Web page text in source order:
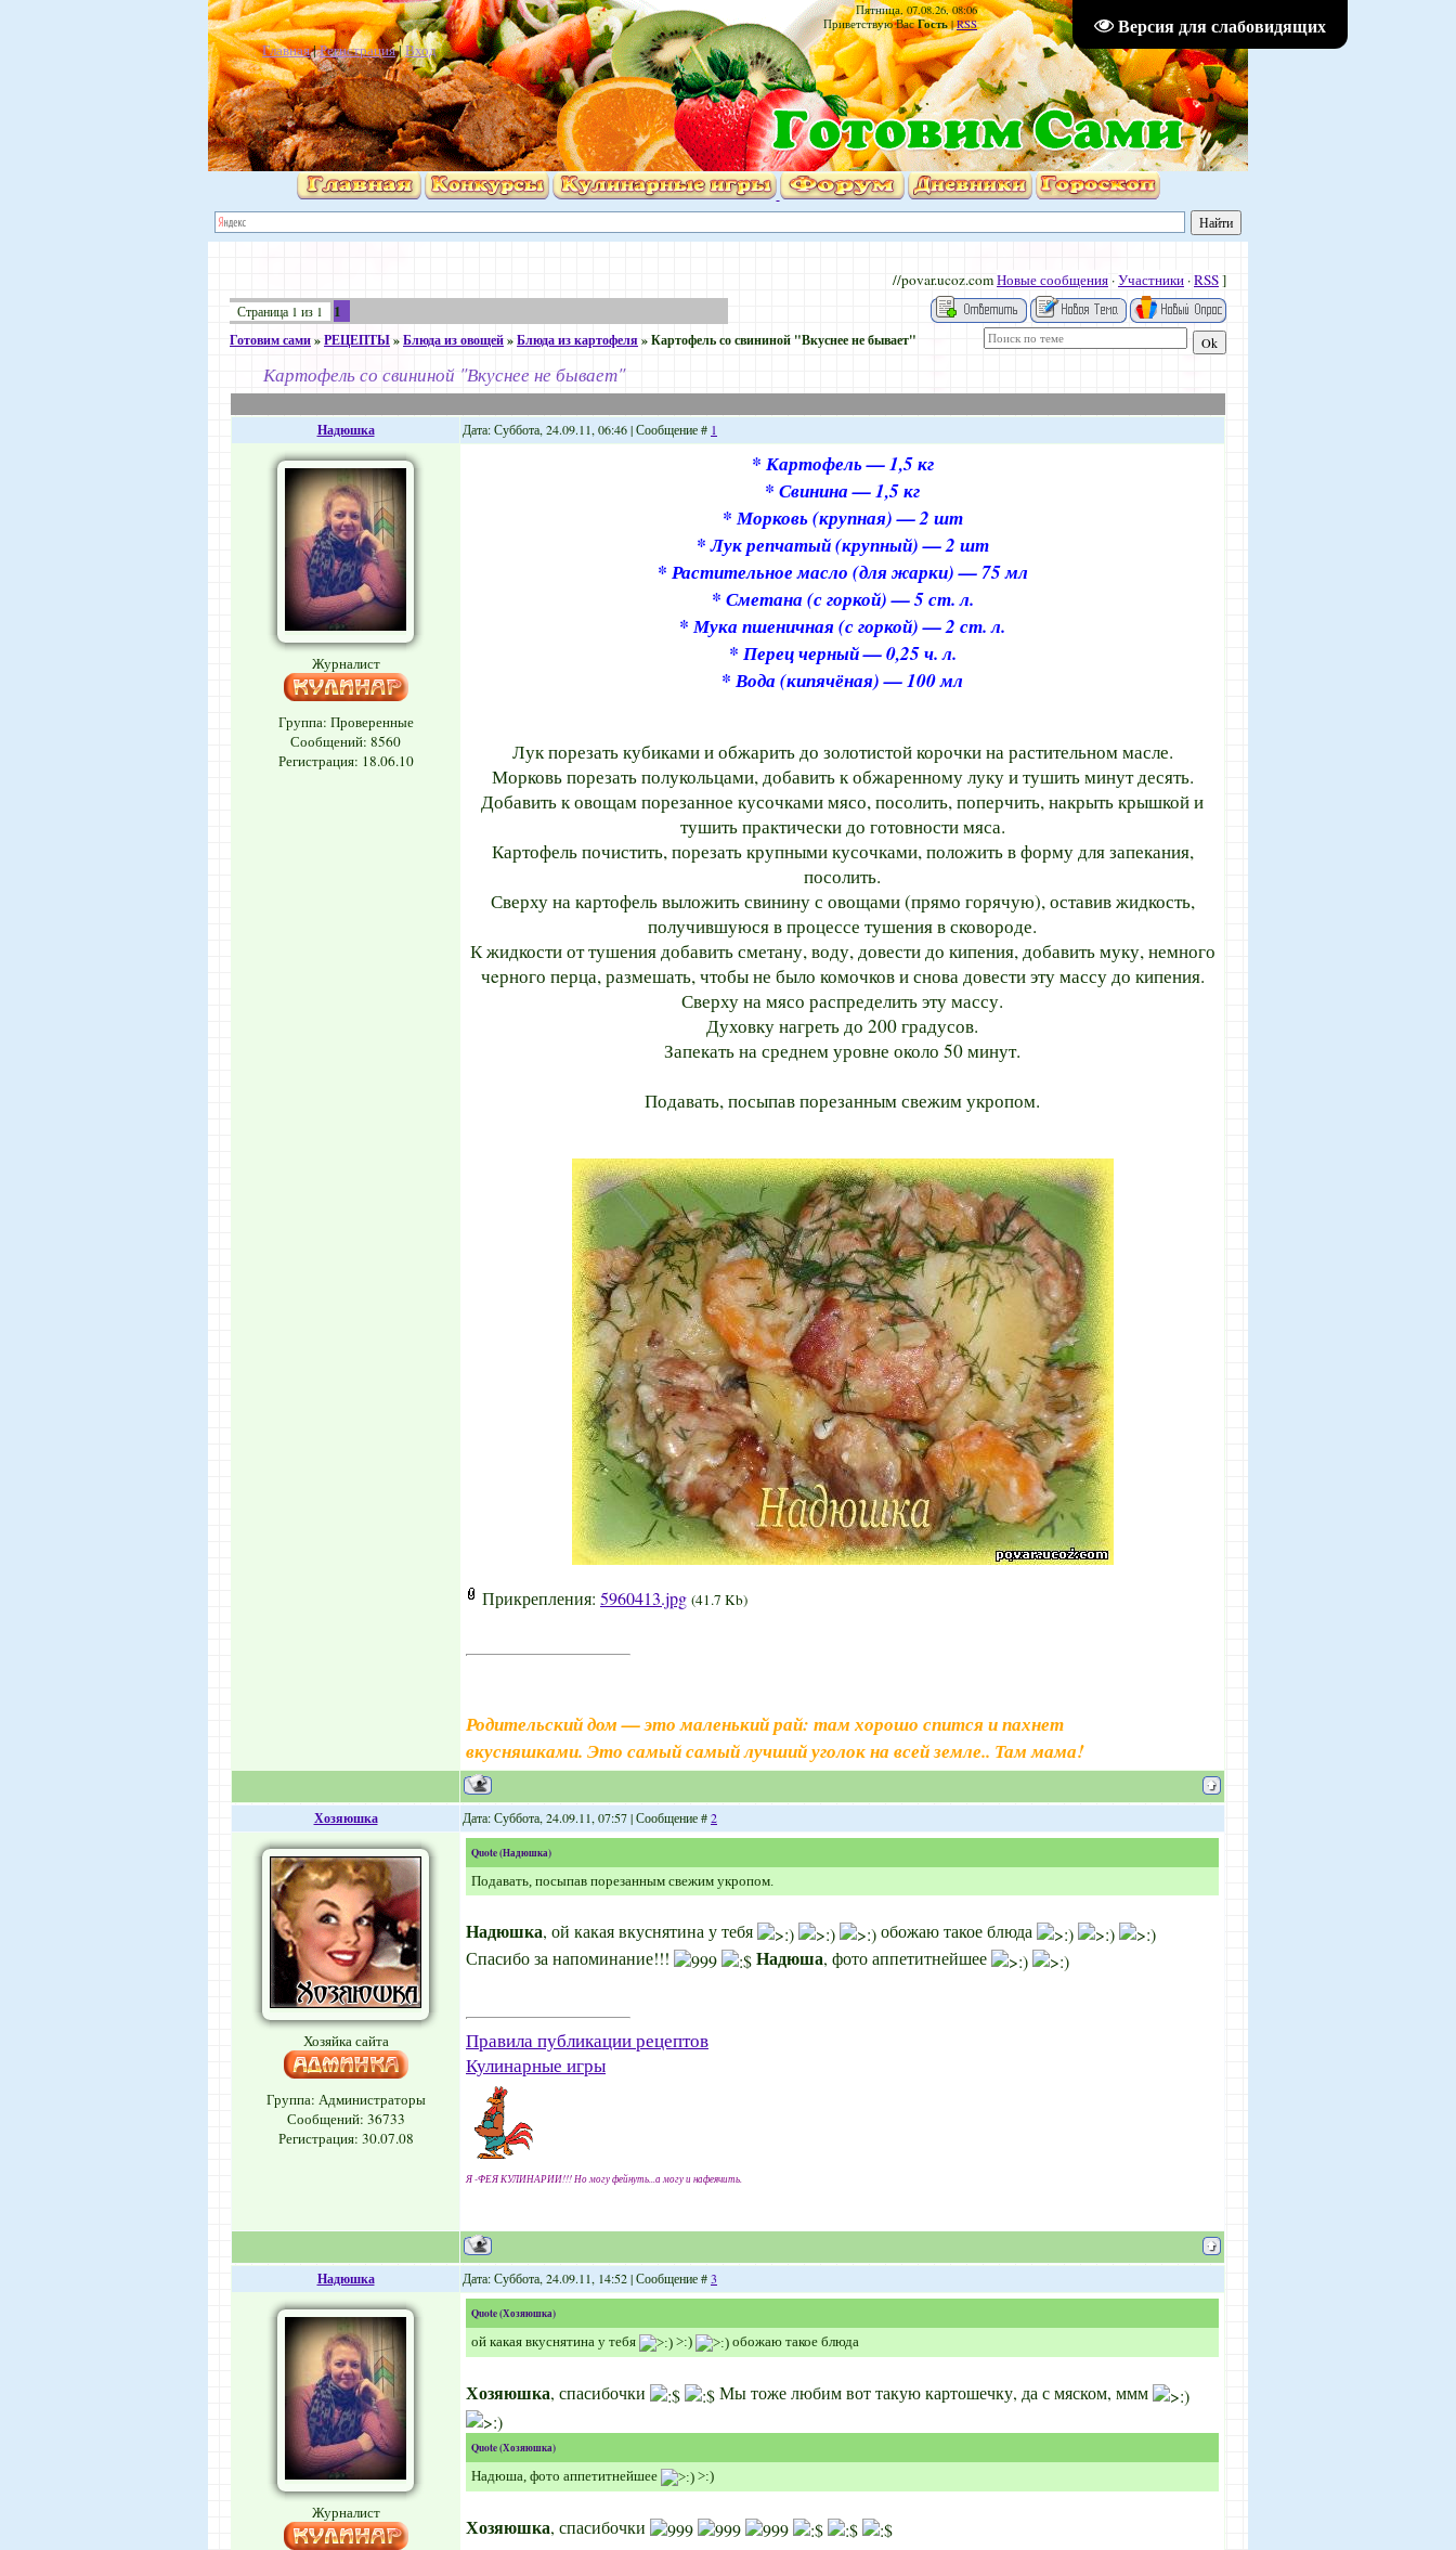
Версия для слабовидящих
Пятница, 07.08.26, 08:06
Приветствую Вас Гость|RSS
Главная|Регистрация|Вход
//povar.ucoz.comНовые сообщения ·Участники ·RSS]
Страница 1 из 1 1
Готовим сами»РЕЦЕПТЫ»Блюда из овощей»Блюда из картофеля»Картофель со свининой "Вкуснее не бывает"
Картофель со свининой "Вкуснее не бывает"
Надюшка Дата: Суббота, 24.09.11, 06:46 | Сообщение # 1
Журналист
Группа: Проверенные
Сообщений: 8560
Регистрация: 18.06.10
* Картофель — 1,5 кг
* Свинина — 1,5 кг
* Морковь (крупная) — 2 шт
* Лук репчатый (крупный) — 2 шт
* Растительное масло (для жарки) — 75 мл
* Сметана (с горкой) — 5 ст. л.
* Мука пшеничная (с горкой) — 2 ст. л.
* Перец черный — 0,25 ч. л.
* Вода (кипячёная) — 100 мл
Лук порезать кубиками и обжарить до золотистой корочки на растительном масле.
Морковь порезать полукольцами, добавить к обжаренному луку и тушить минут десять.
Добавить к овощам порезанное кусочками мясо, посолить, поперчить, накрыть крышкой и
тушить практически до готовности мяса.
Картофель почистить, порезать крупными кусочками, положить в форму для запекания,
посолить.
Сверху на картофель выложить свинину с овощами (прямо горячую), оставив жидкость,
получившуюся в процессе тушения в сковороде.
К жидкости от тушения добавить сметану, воду, довести до кипения, добавить муку, немного
чeрного перца, размешать, чтобы не было комочков и снова довести эту массу до кипения.
Сверху на мясо распределить эту массу.
Духовку нагреть до 200 градусов.
Запекать на среднем уровне около 50 минут.
Подавать, посыпав порезанным свежим укропом.
Прикрепления: 5960413.jpg (41.7 Kb)
Родительский дом — это маленький рай: там хорошо спится и пахнет
вкусняшками. Это самый самый лучший уголок на всей земле.. Там мама!
Хозяюшка Дата: Суббота, 24.09.11, 07:57 | Сообщение #2
Хозяйка сайта
Группа: Администраторы
Сообщений: 36733
Регистрация: 30.07.08
Quote(Надюшка)
Подавать, посыпав порезанным свежим укропом.
Надюшка, ой какая вкуснятина у тебя
обожаю такое блюда
Спасибо за напоминание!!!
Надюша, фото аппетитнейшее
Правила публикации рецептов
Кулинарные игры
Я -ФЕЯ КУЛИНАРИИ!!! Но могу фейнуть...а могу и нафеячить.
Надюшка Дата: Суббота, 24.09.11, 14:52 | Сообщение #3
Журналист
Quote(Хозяюшка)
ой какая вкуснятина у тебя >:) обожаю такое блюда
Хозяюшка, спасибочки Мы тоже любим вот такую картошечку, да с мяском, ммм
Quote(Хозяюшка)
Надюша, фото аппетитнейшее >:)
Хозяюшка, спасибочки